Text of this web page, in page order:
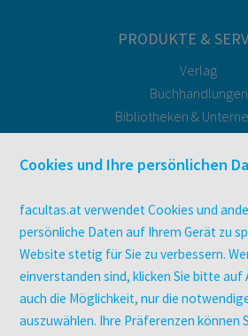
PRODUKTE &
Verlag
Buchhandlungen
Bibliotheken &
Druckerei facultas
Zeitschriften
Digitale
Über facultas
Cookies und Ihre persönlichen
facultas.at verwendet Cookies und
persönliche Daten auf Ihrem Gerät zu
Website stetig für Sie zu verbessern.
einverstanden sind, klicken Sie bitte auf
auch die Möglichkeit, nur die
auszuwählen. Ihre Präferenzen können